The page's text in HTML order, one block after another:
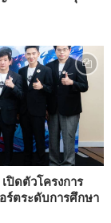
เปิดตัวโครงการ
ร์ตระดับการศึกษา